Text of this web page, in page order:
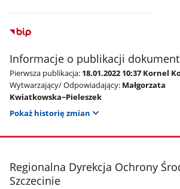
Informacje o publikacji
Pierwsza publikacja: 18.01.2022 10:37 Kornel
Wytwarzający/ Odpowiadający: Małgorzata
Kwiatkowska−Pieleszek
Pokaż historię zmian
stopka
Regionalna Dyrekcja Ochrony
Szczecinie